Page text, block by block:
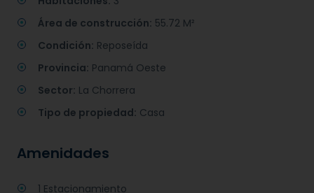
Área de construcción: 55.72 M²
Condición: Reposeída
Provincia: Panamá Oeste
Sector: La Chorrera
Tipo de propiedad: Casa
Amenidades
1 Estacionamiento